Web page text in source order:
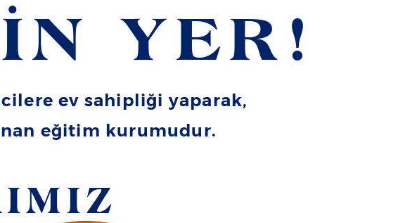
YER!
ev sahipliği yaparak,
eğitim kurumudur.